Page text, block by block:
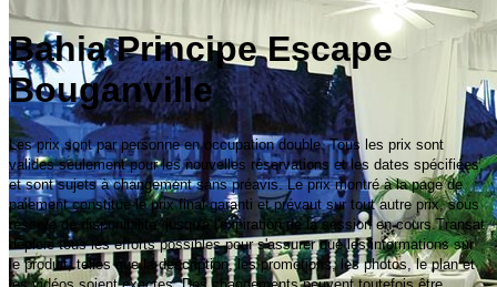
Bahia Principe Escape
Bouganville
Les prix sont par personne en occupation double. Tous les prix sont
valides seulement pour les nouvelles réservations et les dates spécifiées,
et sont sujets à changement sans préavis. Le prix montré à la page de
paiement constitue le prix final garanti et prévaut sur tout autre prix, sous
réserve de disponibilité, jusqu'à l'expiration de la session en cours.Transat
déploie tous les efforts possibles pour s'assurer que les informations sur
le produit, telles que la description, les promotions, les photos, le plan et